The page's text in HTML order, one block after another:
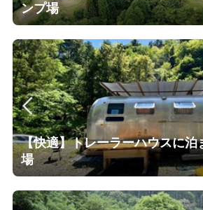
ンプ場
【快適】トレーラーハウスに泊
場